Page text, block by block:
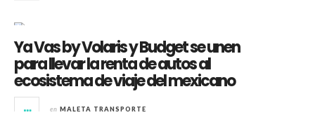
Ya Vas by Volaris y Budget se unen
para llevar la renta de autos al
ecosistema de viaje del mexicano
en MALETA TRANSPORTE